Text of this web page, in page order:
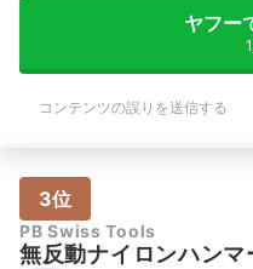
ヤフー
コンテンツの誤りを送信する
3位
PB Swiss Tools
無反動ナイロンハンマ